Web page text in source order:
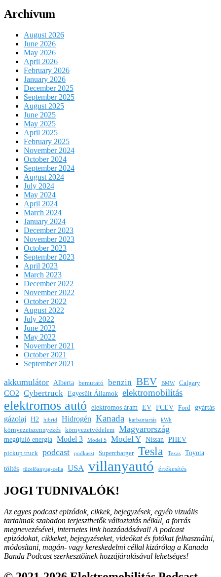
Archívum
August 2026
June 2026
May 2026
April 2026
February 2026
January 2026
December 2025
September 2025
August 2025
June 2025
May 2025
April 2025
February 2025
November 2024
October 2024
September 2024
August 2024
July 2024
May 2024
April 2024
March 2024
January 2024
December 2023
November 2023
October 2023
September 2023
April 2023
March 2023
December 2022
November 2022
October 2022
August 2022
July 2022
June 2022
May 2022
November 2021
October 2021
September 2021
akkumulátor Alberta bemutató benzin BEV BMW Calgary
CO2 Cybertruck Egyesült Államok elektromobilitás
elektromos autó elektromos áram EV FCEV Ford gyártás
gázolaj H2 hibrid Hidrogén Kanada karbantartás kWh
környezetszennyezés környezetvédelem Magyarország
megújuló energia Model 3 Model S Model Y Nissan PHEV
pickup truck podcast podkaszt Supercharger Tesla Texas
Toyota
töltés
tüzelőanyag-cella USA villanyautó értékesítés
JOGI TUDNIVALÓK!
Az egyes podcast epizódok, cikkek, bejegyzések, egyéb vizuális
tartalmak szabadon terjeszthetők változtatás nélkül, a forrás
megnevezésével, internetes link hozzáadásával! A podcast
epizódokat, cikkeket, bejegyzéseket, videókat és fotókat felhasználni,
módosítani, magán- vagy kereskedelmi céllal kizárólag a Kanada
Banda Podcast szerkesztőinek hozzájárulásával lehetséges!